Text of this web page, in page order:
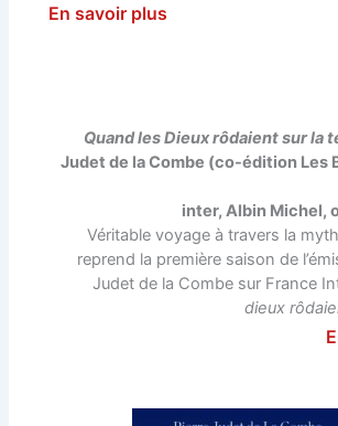
En savoir plus
Quand les Dieux rôdaient sur la
Judet de la Combe (co-édition Les
inter, Albin Michel,
Véritable voyage à travers la
reprend la première saison de
Judet de la Combe sur France
dieux